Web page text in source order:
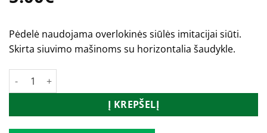
Pėdelė naudojama overlokinės siūlės imitacijai siūti.
Skirta siuvimo mašinoms su horizontalia šaudykle.
produkto kiekis: Janome overlokinė pėdelė (horizontaliai
Į KREPŠELĮ